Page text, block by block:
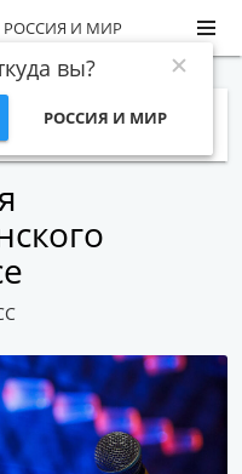
РОССИЯ И МИР
вы?
РОССИЯ И МИР
ФОТО